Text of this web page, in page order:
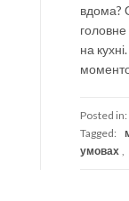
вдома?
на
Posted in:
Tagged:
умовах ,